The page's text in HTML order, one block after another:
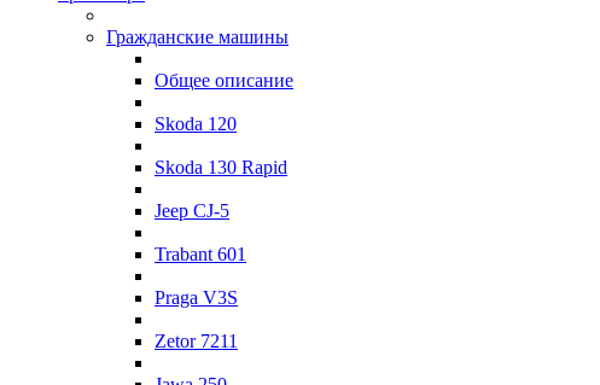
Гражданские машины
Общее описание
Skoda 120
Skoda 130 Rapid
Jeep CJ-5
Trabant 601
Praga V3S
Zetor 7211